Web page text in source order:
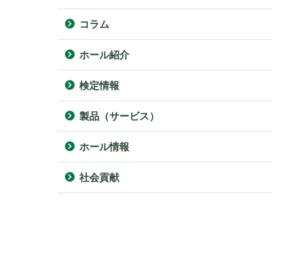
コラム
ホール紹介
検定情報
製品（サービス）
ホール情報
社会貢献